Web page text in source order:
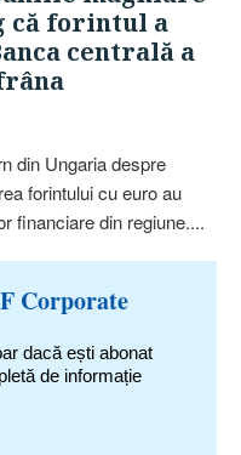
că forintul a
centrală a
din Ungaria despre
forintului cu euro au
financiare din regiune....
Corporate
dacă ești abonat
de informație